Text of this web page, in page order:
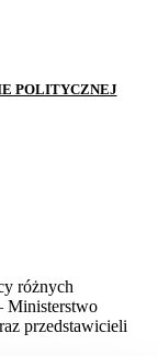
POLITYCZNEJ
różnych
Ministerstwo
przedstawicieli